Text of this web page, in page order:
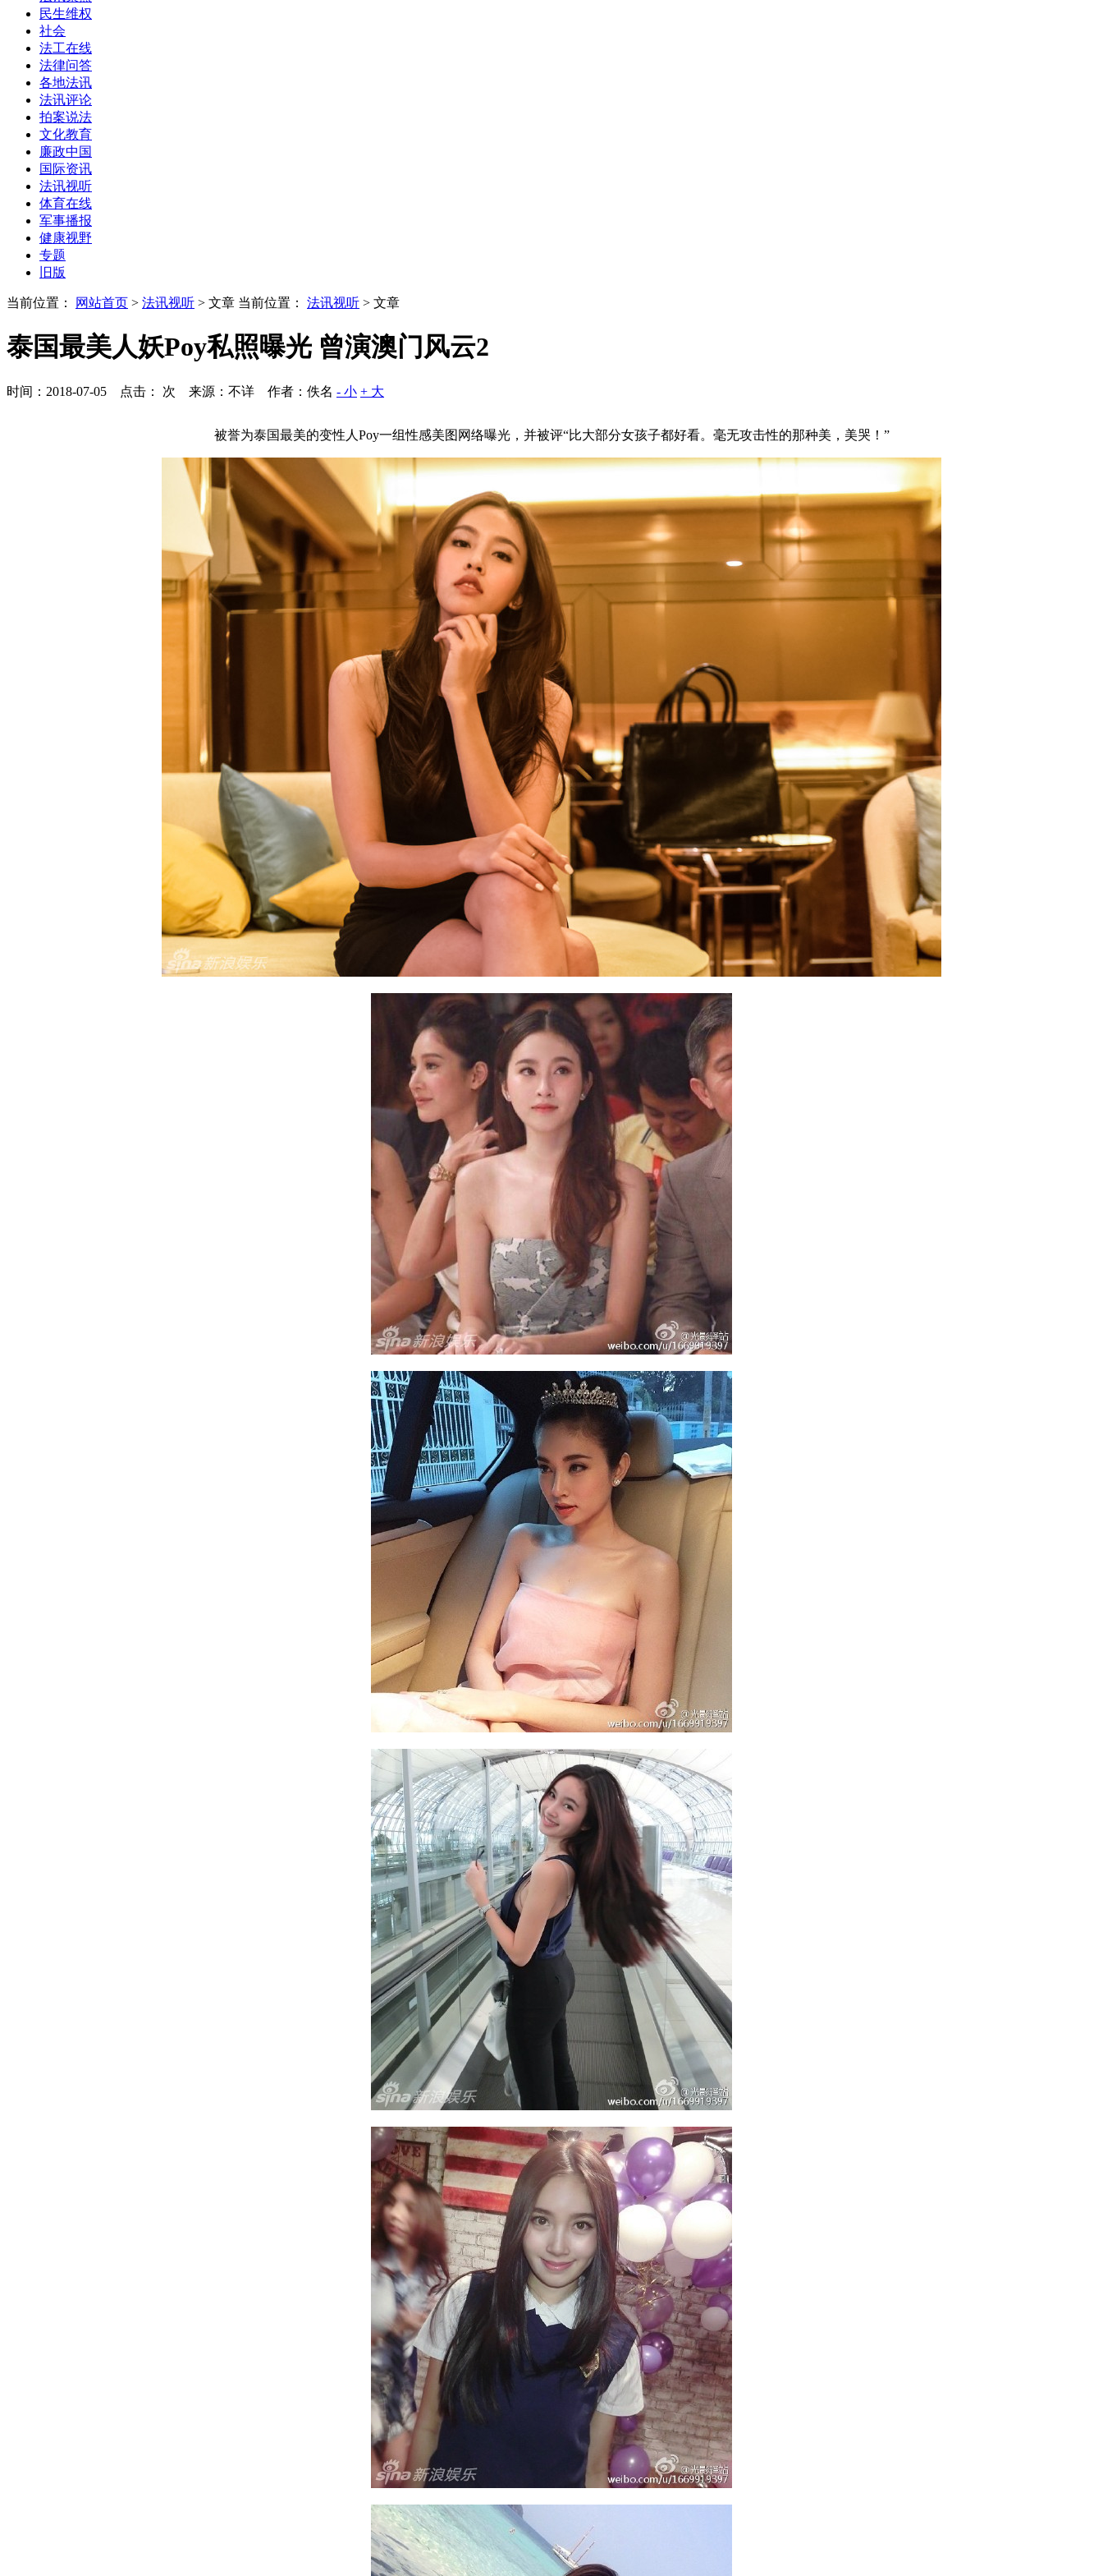
民生维权
社会
法工在线
法律问答
各地法讯
法讯评论
拍案说法
文化教育
廉政中国
国际资讯
法讯视听
体育在线
军事播报
健康视野
专题
旧版
当前位置： 网站首页 > 法讯视听 > 文章 当前位置： 法讯视听 > 文章
泰国最美人妖Poy私照曝光 曾演澳门风云2
时间：2018-07-05 点击： 次 来源：不详 作者：佚名 - 小 + 大
被誉为泰国最美的变性人Poy一组性感美图网络曝光，并被评“比大部分女孩子都好看。毫无攻击性的那种美，美哭！”